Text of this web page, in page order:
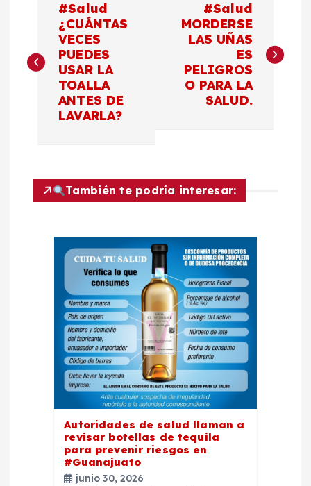
v
c
#Salud
¿CUÁNTAS
VECES
PUEDES
USAR LA
TOALLA
ANTES DE
LAVARLA?
#Salud
MORDERSE
LAS UÑAS
ES
PELIGROS
O PARA LA
SALUD.
También te podría interesar:
Autoridades de salud llaman a
revisar botellas de tequila
para prevenir riesgos en
#Guanajuato
junio 30, 2026